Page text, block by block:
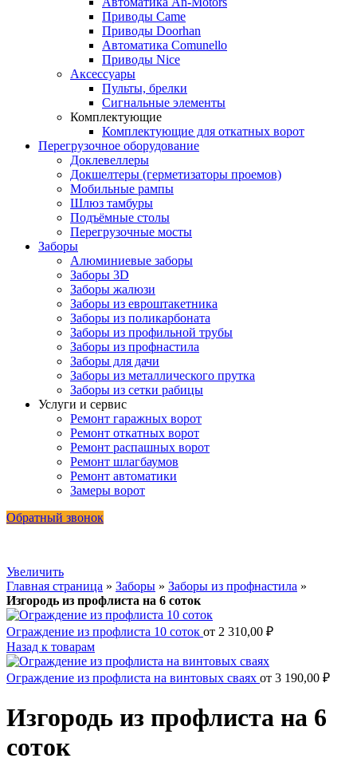
Приводы Came
Приводы Doorhan
Автоматика Comunello
Приводы Nice
Аксессуары
Пульты, брелки
Сигнальные элементы
Комплектующие
Комплектующие для откатных ворот
Перегрузочное оборудование
Доклевеллеры
Докшелтеры (герметизаторы проемов)
Мобильные рампы
Шлюз тамбуры
Подъёмные столы
Перегрузочные мосты
Заборы
Алюминиевые заборы
Заборы 3D
Заборы жалюзи
Заборы из евроштакетника
Заборы из поликарбоната
Заборы из профильной трубы
Заборы из профнастила
Заборы для дачи
Заборы из металлического прутка
Заборы из сетки рабицы
Услуги и сервис
Ремонт гаражных ворот
Ремонт откатных ворот
Ремонт распашных ворот
Ремонт шлагбаумов
Ремонт автоматики
Замеры ворот
Обратный звонок
Увеличить
Главная страница » Заборы » Заборы из профнастила »
Изгородь из профлиста на 6 соток
Ограждение из профлиста 10 соток от 2 310,00 ₽
Назад к товарам
Ограждение из профлиста на винтовых сваях от 3 190,00 ₽
Изгородь из профлиста на 6
соток